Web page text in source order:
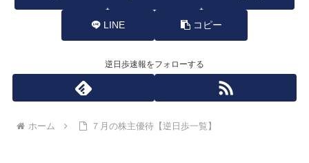
LINE コピー
逆日歩速報をフォローする
ホーム ７月の株主優待【逆日歩一覧】